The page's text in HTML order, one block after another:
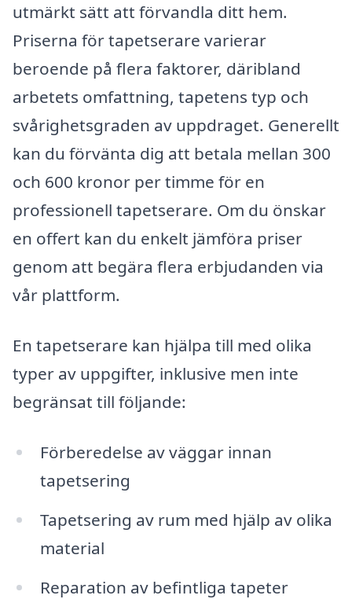
utmärkt sätt att förvandla ditt hem.
Priserna för tapetserare varierar
beroende på flera faktorer, däribland
arbetets omfattning, tapetens typ och
svårighetsgraden av uppdraget. Generellt
kan du förvänta dig att betala mellan 300
och 600 kronor per timme för en
professionell tapetserare. Om du önskar
en offert kan du enkelt jämföra priser
genom att begära flera erbjudanden via
vår plattform.
En tapetserare kan hjälpa till med olika
typer av uppgifter, inklusive men inte
begränsat till följande:
Förberedelse av väggar innan
tapetsering
Tapetsering av rum med hjälp av olika
material
Reparation av befintliga tapeter